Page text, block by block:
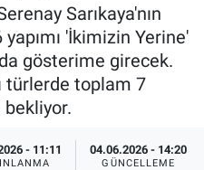
Sarıkaya'nın
'İkimizin Yerine'
gösterime girecek.
türlerde toplam 7
- 11:11 04.06.2026 - 14:20
GÜNCELLEME